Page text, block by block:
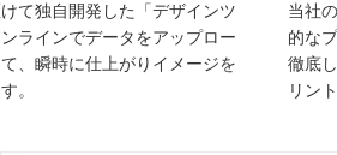
て独自開発した「デザインツ
ラインでデータをアップロー
て、瞬時に仕上がりイメージを
。
当社
的な
徹底
リン